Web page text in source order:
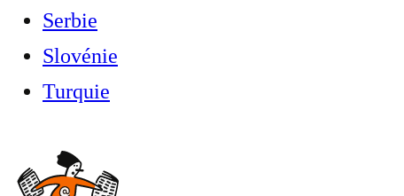
Serbie
Slovénie
Turquie